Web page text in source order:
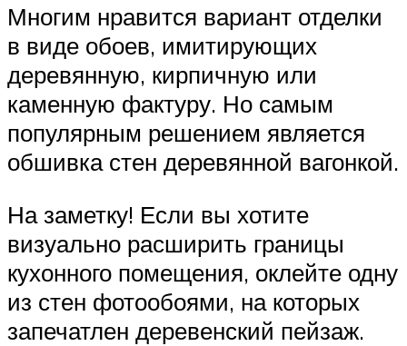
Многим нравится вариант отделки
в виде обоев, имитирующих
деревянную, кирпичную или
каменную фактуру. Но самым
популярным решением является
обшивка стен деревянной вагонкой.
На заметку! Если вы хотите
визуально расширить границы
кухонного помещения, оклейте одну
из стен фотообоями, на которых
запечатлен деревенский пейзаж.